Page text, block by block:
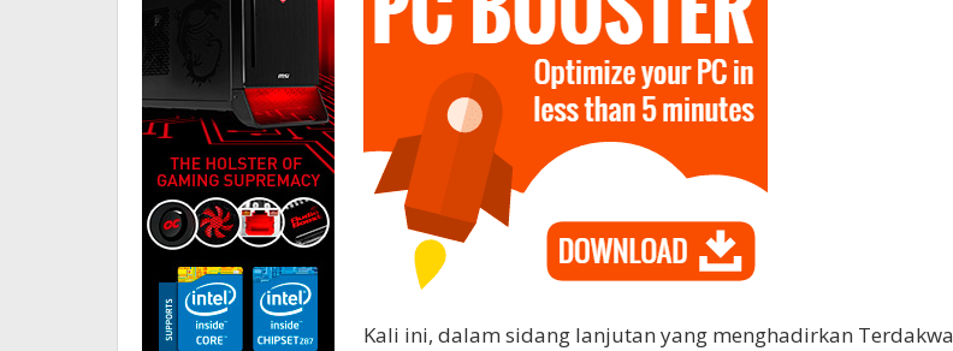
Kali ini, dalam sidang lanjutan yang menghadirkan Terdakwa